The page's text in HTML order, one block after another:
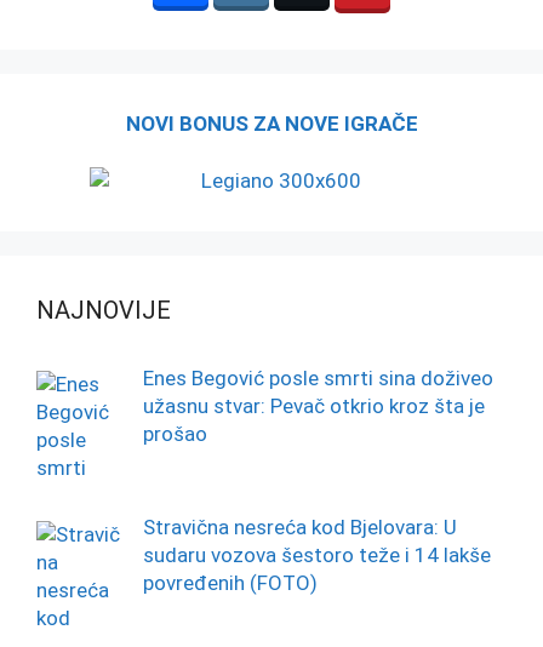
NOVI BONUS ZA NOVE IGRAČE
NAJNOVIJE
Enes Begović posle smrti sina doživeo
užasnu stvar: Pevač otkrio kroz šta je
prošao
Stravična nesreća kod Bjelovara: U
sudaru vozova šestoro teže i 14 lakše
povređenih (FOTO)